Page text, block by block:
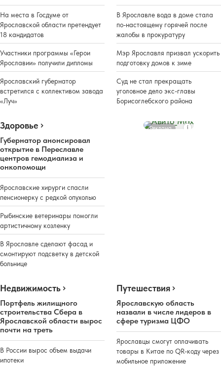
На места в Госдуме от
Ярославской области претендует
18 кандидатов
Участники программы «Герои
Ярославии» получили дипломы
Ярославский губернатор
встретился с коллективом завода
«Луч»
В Ярославле вода в доме стала
по-настоящему горячей после
жалобы в прокуратуру
Мэр Ярославля призвал ускорить
подготовку домов к зиме
Суд не стал прекращать
уголовное дело экс-главы
Борисоглебского района
Здоровье
Губернатор анонсировал
открытие в Переславле
центров гемодиализа и
онкопомощи
Ярославские хирурги спасли
пенсионерку с редкой опухолью
Рыбинские ветеринары помогли
артистичному козленку
В Ярославле сделают фасад и
смонтируют подсветку в детской
больнице
Реклама
Недвижимость
Портфель жилищного
строительства Сбера в
Ярославской области вырос
почти на треть
В России вырос объем выдачи
ипотеки
Путешествия
Ярославскую область
назвали в числе лидеров в
сфере туризма ЦФО
Ярославцы смогут оплачивать
товары в Китае по QR-коду через
мобильное приложение